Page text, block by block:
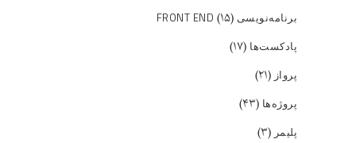
برنامه‌نویسی FRONT END (۱۵)
پادکست‌ها (۱۷)
پرواز (۲۱)
پروژه‌ها (۴۳)
پلیمر (۳)